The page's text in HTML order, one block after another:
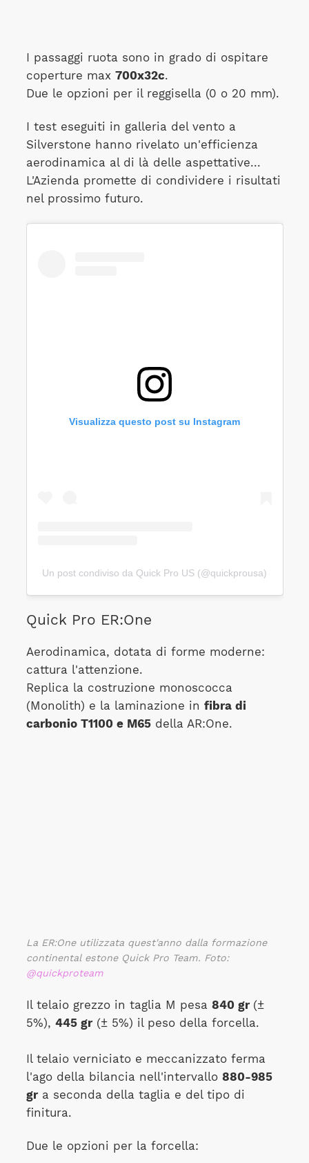
I passaggi ruota sono in grado di ospitare
coperture max 700x32c.
Due le opzioni per il reggisella (0 o 20 mm).
I test eseguiti in galleria del vento a
Silverstone hanno rivelato un'efficienza
aerodinamica al di là delle aspettative...
L'Azienda promette di condividere i risultati
nel prossimo futuro.
Visualizza questo post su Instagram
Un post condiviso da Quick Pro US (@quickprousa)
Quick Pro ER:One
Aerodinamica, dotata di forme moderne:
cattura l'attenzione.
Replica la costruzione monoscocca
(Monolith) e la laminazione in fibra di
carbonio T1100 e M65della AR:One.
La ER:One utilizzata quest'anno dalla formazione
continental estone Quick Pro Team. Foto:
@quickproteam
Il telaio grezzo in taglia M pesa 840 gr (±
5%), 445 gr(± 5%) il peso della forcella.
Il telaio verniciato e meccanizzato ferma
l'ago della bilancia nell'intervallo 880-985
gra seconda della taglia e del tipo di
finitura.
Due le opzioni per la forcella: